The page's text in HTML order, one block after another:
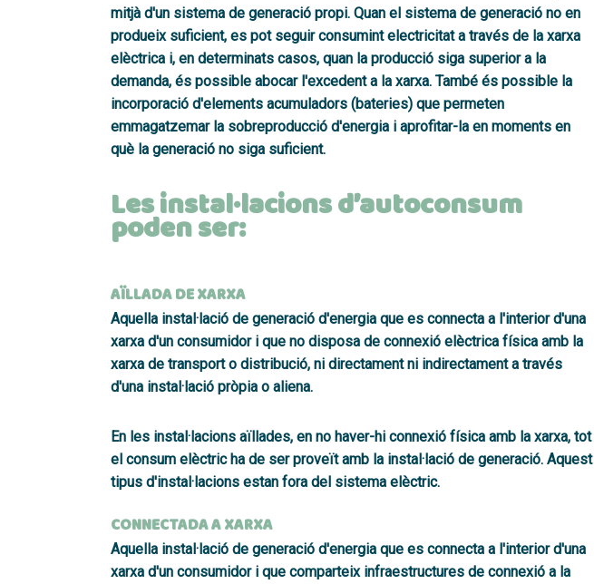
mitjà d'un sistema de generació propi. Quan el sistema de generació no en
produeix suficient, es pot seguir consumint electricitat a través de la xarxa
elèctrica i, en determinats casos, quan la producció siga superior a la
demanda, és possible abocar l'excedent a la xarxa. També és possible la
incorporació d'elements acumuladors (bateries) que permeten
emmagatzemar la sobreproducció d'energia i aprofitar-la en moments en
què la generació no siga suficient.
Les instal·lacions d’autoconsum
poden ser:
AÏLLADA DE XARXA
Aquella instal·lació de generació d'energia que es connecta a l'interior d'una
xarxa d'un consumidor i que no disposa de connexió elèctrica física amb la
xarxa de transport o distribució, ni directament ni indirectament a través
d'una instal·lació pròpia o aliena.
En les instal·lacions aïllades, en no haver-hi connexió física amb la xarxa, tot
el consum elèctric ha de ser proveït amb la instal·lació de generació. Aquest
tipus d'instal·lacions estan fora del sistema elèctric.
CONNECTADA A XARXA
Aquella instal·lació de generació d'energia que es connecta a l'interior d'una
xarxa d'un consumidor i que comparteix infraestructures de connexió a la